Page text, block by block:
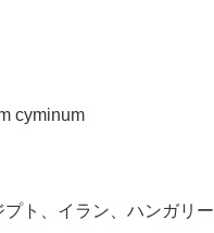
cyminum
ト、イラン、ハンガリー